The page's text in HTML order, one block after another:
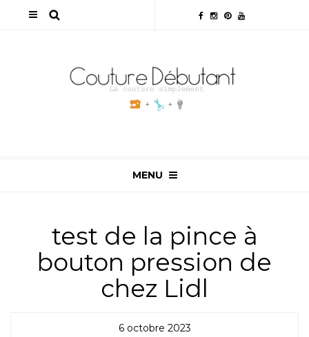
MENU
test de la pince à
bouton pression de
chez Lidl
6 octobre 2023